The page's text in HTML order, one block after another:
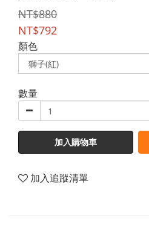
NT$880
NT$792
顏色
數量
加入購物車
加入追蹤清單